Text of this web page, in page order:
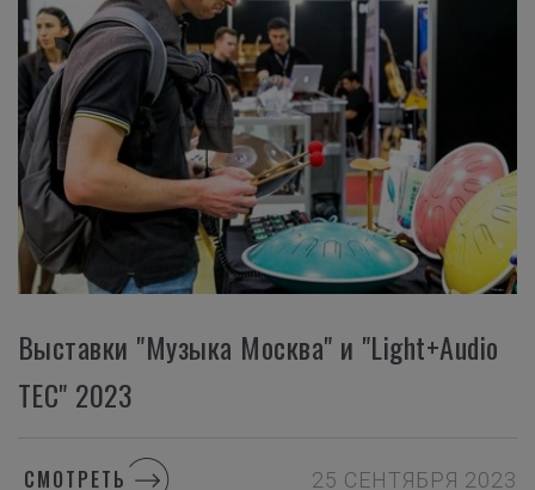
Выставки "Музыка Москва" и "Light+Audio
TEC" 2023
СМОТРЕТЬ 25 СЕНТЯБРЯ 2023